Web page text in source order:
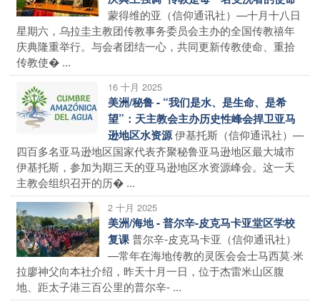
蒙得维的亚（信仰通讯社）—十月十八日
星期六，乌拉圭主教团传教事务委员会主办的全国传教禧年
庆典隆重举行。与会者团结一心，共同更新传教使命、重拾
传教使� ...
16 十月 2025
美洲/秘鲁 - “我们是水、是生命、是希
望”：天主教会主办历史性峰会捍卫亚马
逊地区水资源伊基托斯（信仰通讯社）—
四百多名亚马逊地区国家代表齐聚秘鲁亚马逊地区最大城市
伊基托斯，参加为期三天的亚马逊地区水资源峰会。这一天
主教会组织召开的历� ...
2 十月 2025
美洲/海地 - 普尔辛-皮克马卡亚堂区学校
复课普尔辛-皮克马卡亚（信仰通讯社）
—常年在海地传教的灵医会会士马西莫·米
拉廖神父向本社介绍，昨天十月一日，位于杰雷米山区腹
地、距太子港三百公里的普尔辛- ...